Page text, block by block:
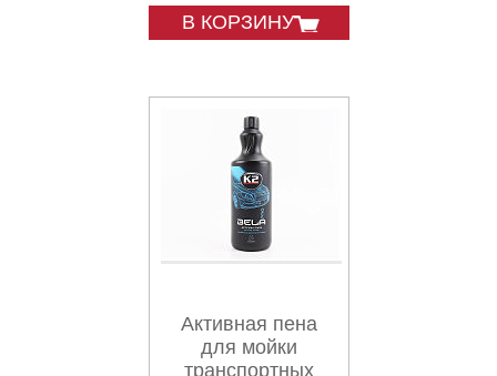
В КОРЗИНУ
Активная пена
для мойки
транспортных